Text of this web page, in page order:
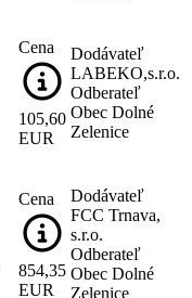
Cena
105,60
EUR
Dodávateľ
LABEKO,s.r.o.
Odberateľ
Obec Dolné
Zelenice
Cena
854,35
EUR
Dodávateľ
FCC Trnava,
s.r.o.
Odberateľ
Obec Dolné
Zelenice